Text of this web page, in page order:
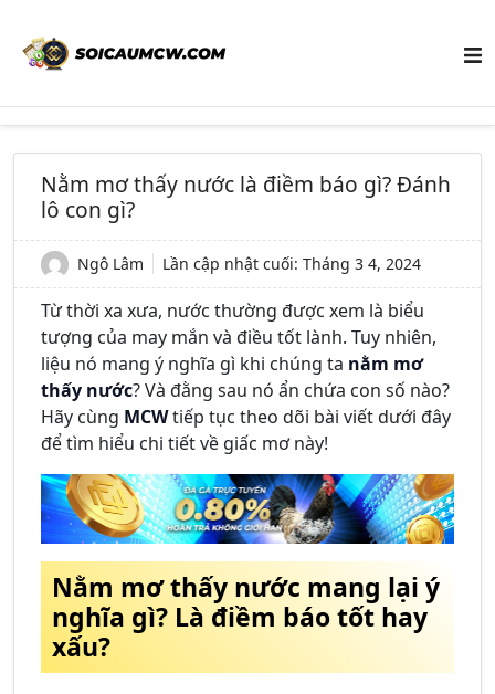
Nằm mơ thấy nước là điềm báo gì? Đánh
lô con gì?
Ngô Lâm Lần cập nhật cuối: Tháng 3 4, 2024
Từ thời xa xưa, nước thường được xem là biểu
tượng của may mắn và điều tốt lành. Tuy nhiên,
liệu nó mang ý nghĩa gì khi chúng ta nằm mơ
thấy nước? Và đằng sau nó ẩn chứa con số nào?
Hãy cùng MCWtiếp tục theo dõi bài viết dưới đây
để tìm hiểu chi tiết về giấc mơ này!
Nằm mơ thấy nước mang lại ý
nghĩa gì? Là điềm báo tốt hay
xấu?